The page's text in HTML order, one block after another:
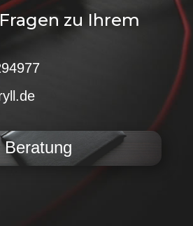
zu Ihrem
Beratung